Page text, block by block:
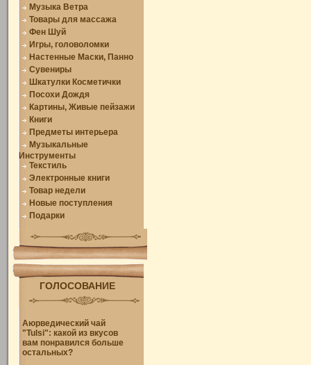
Музыка Ветра
Товары для массажа
Фен Шуй
Игры, головоломки
Настенные Маски, Панно
Сувениры
Шкатулки Косметички
Посохи Дождя
Картины, Живые пейзажи
Книги
Предметы интерьера
Музыкальные
Инструменты
Текстиль
Электронные книги
Товар недели
Новые поступления
Подарки
ГОЛОСОВАНИЕ
Аюрведический чай
"Tulsi": какой из вкусов
вам понравился больше
остальных?